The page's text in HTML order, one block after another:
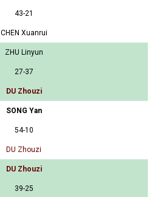
43-21
CHEN Xuanrui
ZHU Linyun
27-37
DU Zhouzi
SONG Yan
54-10
DU Zhouzi
DU Zhouzi
39-25